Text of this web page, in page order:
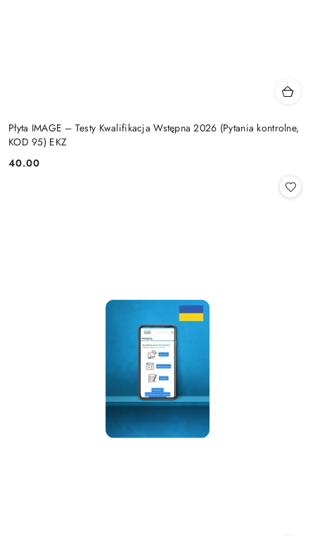
Płyta IMAGE – Testy Kwalifikacja Wstępna 2026 (Pytania kontrolne,
KOD 95) EKZ
Cena:
40.00